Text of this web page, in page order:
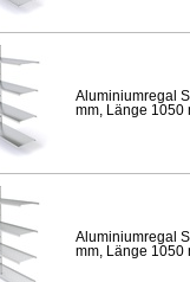
Aluminiumregal
mm, Länge 1050
Aluminiumregal
mm, Länge 1050